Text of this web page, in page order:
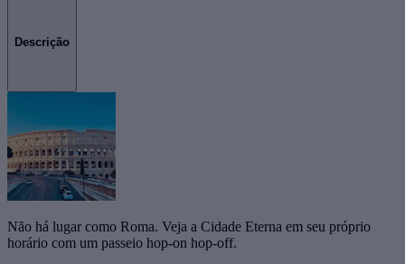
Descrição
Não há lugar como Roma. Veja a Cidade Eterna em seu próprio
horário com um passeio hop-on hop-off.